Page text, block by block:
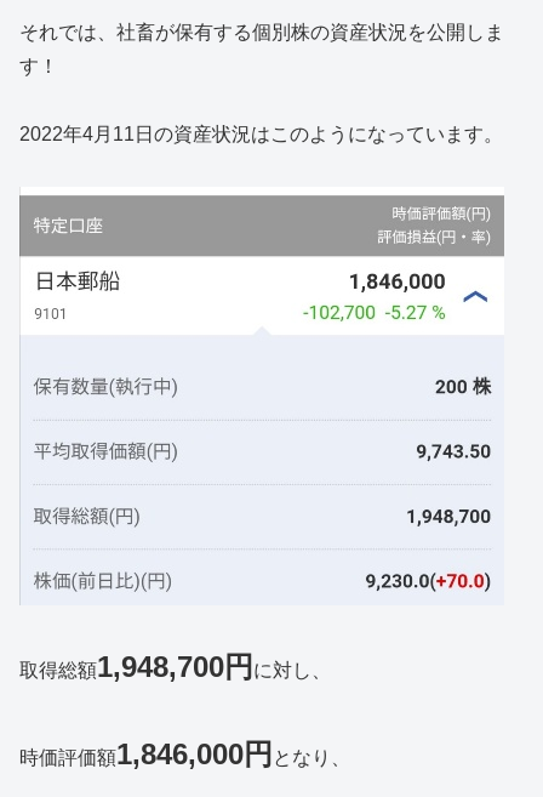
それでは、社畜が保有する個別株の資産状況を公開しま
す！
2022年4月11日の資産状況はこのようになっています。
取得総額1,948,700円 に対し、
時価評価額1,846,000円 となり、